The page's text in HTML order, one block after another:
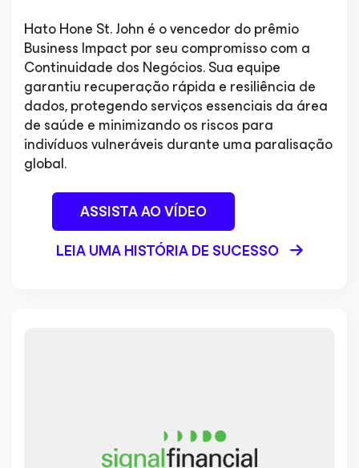
Hato Hone St. John é o vencedor do prêmio
Business Impact por seu compromisso com a
Continuidade dos Negócios. Sua equipe
garantiu recuperação rápida e resiliência de
dados, protegendo serviços essenciais da área
de saúde e minimizando os riscos para
indivíduos vulneráveis durante uma paralisação
global.
ASSISTA AO VÍDEO
LEIA UMA HISTÓRIA DE SUCESSO